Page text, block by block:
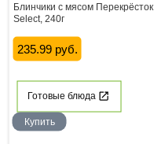
Блинчики с мясом Перекрёсток
Select, 240г
235.99 руб.
Готовые блюда
Купить